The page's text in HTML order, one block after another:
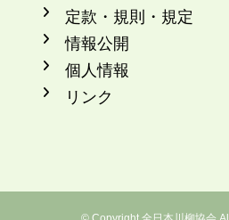
定款・規則・規定
情報公開
個人情報
リンク